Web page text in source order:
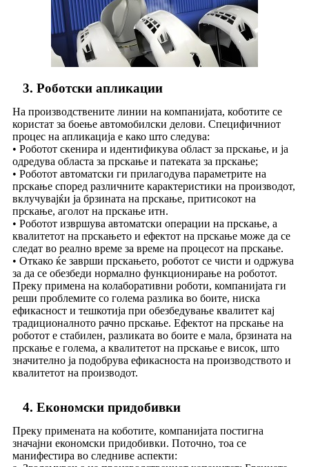
3. Роботски апликации
На производствените линии на компанијата, коботите се
користат за боење автомобилски делови. Специфичниот
процес на апликација е како што следува:
• Роботот скенира и идентификува област за прскање, и ја
одредува областа за прскање и патеката за прскање;
• Роботот автоматски ги прилагодува параметрите на
прскање според различните карактеристики на производот,
вклучувајќи ја брзината на прскање, притисокот на
прскање, аголот на прскање итн.
• Роботот извршува автоматски операции на прскање, а
квалитетот на прскањето и ефектот на прскање може да се
следат во реално време за време на процесот на прскање.
• Откако ќе заврши прскањето, роботот се чисти и одржува
за да се обезбеди нормално функционирање на роботот.
Преку примена на колаборативни роботи, компанијата ги
реши проблемите со голема разлика во боите, ниска
ефикасност и тешкотија при обезбедување квалитет кај
традиционалното рачно прскање. Ефектот на прскање на
роботот е стабилен, разликата во боите е мала, брзината на
прскање е голема, а квалитетот на прскање е висок, што
значително ја подобрува ефикасноста на производството и
квалитетот на производот.
4. Економски придобивки
Преку примената на коботите, компанијата постигна
значајни економски придобивки. Поточно, тоа се
манифестира во следниве аспекти: